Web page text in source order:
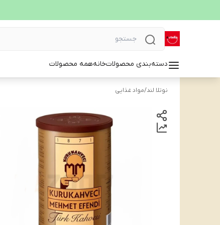
دسته‌بندی محصولاتخانههمه محصولات
نوتلا لند/مواد غذایی